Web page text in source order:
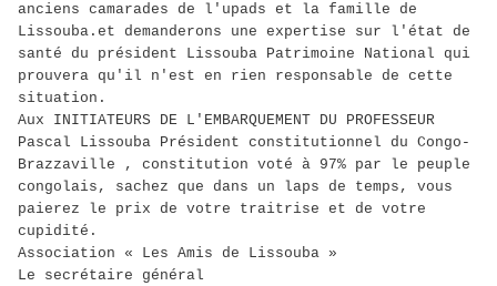
anciens camarades de l'upads et la famille de
Lissouba.et demanderons une expertise sur l'état de
santé du président Lissouba Patrimoine National qui
prouvera qu'il n'est en rien responsable de cette
situation.
Aux INITIATEURS DE L'EMBARQUEMENT DU PROFESSEUR
Pascal Lissouba Président constitutionnel du Congo-
Brazzaville , constitution voté à 97% par le peuple
congolais, sachez que dans un laps de temps, vous
paierez le prix de votre traitrise et de votre
cupidité.
Association « Les Amis de Lissouba »
Le secrétaire général